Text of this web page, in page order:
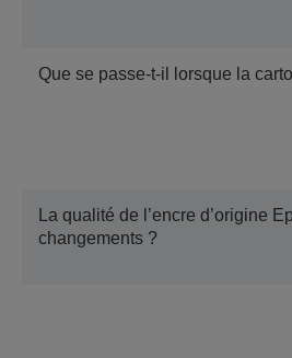
Que se passe-t-il lorsque la
La qualité de l’encre d’origine
changements ?